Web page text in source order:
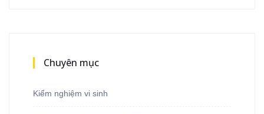
Chuyên mục
Kiểm nghiệm vi sinh